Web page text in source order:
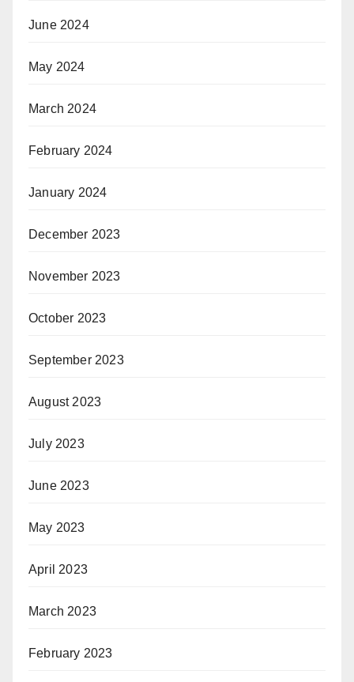
June 2024
May 2024
March 2024
February 2024
January 2024
December 2023
November 2023
October 2023
September 2023
August 2023
July 2023
June 2023
May 2023
April 2023
March 2023
February 2023